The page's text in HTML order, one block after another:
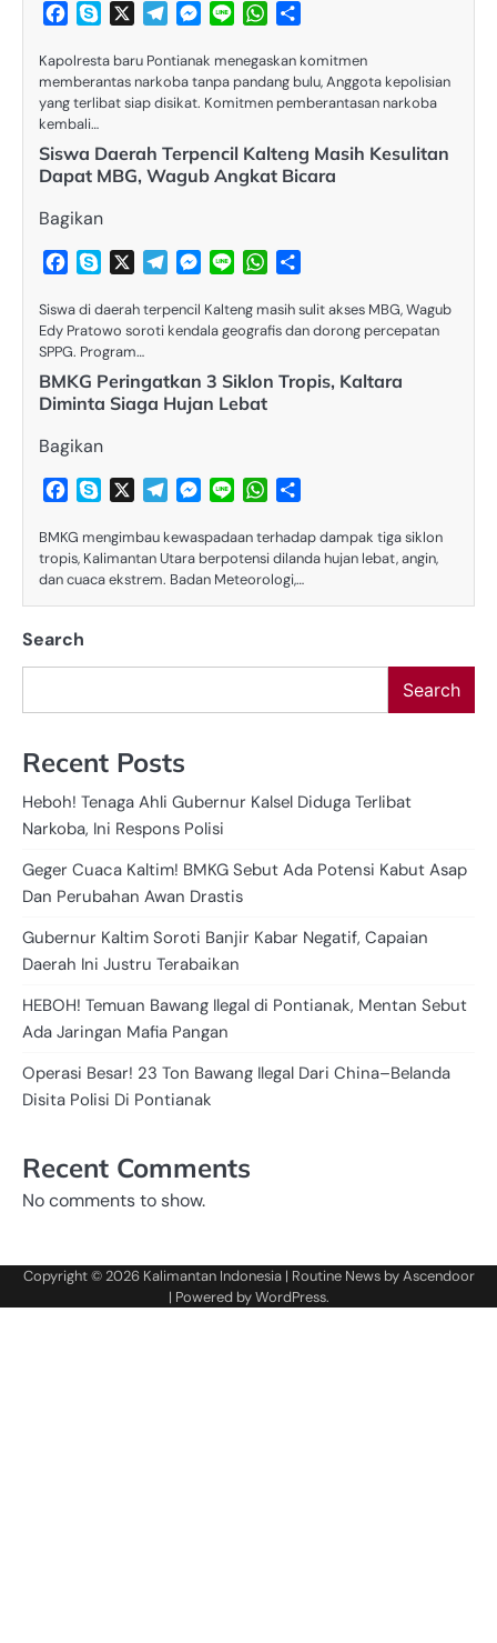
Facebook
Skype TelegramMessenger
Line WhatsApp
Kapolresta baru Pontianak menegaskan komitmen
memberantas narkoba tanpa pandang bulu, Anggota kepolisian
yang terlibat siap disikat. Komitmen pemberantasan narkoba
kembali…
Siswa Daerah Terpencil Kalteng Masih Kesulitan
Dapat MBG, Wagub Angkat Bicara
Bagikan
Facebook
Skype TelegramMessenger
Line WhatsApp
Siswa di daerah terpencil Kalteng masih sulit akses MBG, Wagub
Edy Pratowo soroti kendala geografis dan dorong percepatan
SPPG. Program…
BMKG Peringatkan 3 Siklon Tropis, Kaltara
Diminta Siaga Hujan Lebat
Bagikan
Facebook
Skype TelegramMessenger
Line WhatsApp
BMKG mengimbau kewaspadaan terhadap dampak tiga siklon
tropis, Kalimantan Utara berpotensi dilanda hujan lebat, angin,
dan cuaca ekstrem. Badan Meteorologi,…
Search
Search
Recent Posts
Heboh! Tenaga Ahli Gubernur Kalsel Diduga Terlibat
Narkoba, Ini Respons Polisi
Geger Cuaca Kaltim! BMKG Sebut Ada Potensi Kabut Asap
Dan Perubahan Awan Drastis
Gubernur Kaltim Soroti Banjir Kabar Negatif, Capaian
Daerah Ini Justru Terabaikan
HEBOH! Temuan Bawang Ilegal di Pontianak, Mentan Sebut
Ada Jaringan Mafia Pangan
Operasi Besar! 23 Ton Bawang Ilegal Dari China–Belanda
Disita Polisi Di Pontianak
Recent Comments
No comments to show.
Copyright © 2026 Kalimantan Indonesia| Routine News byAscendoor
| Powered byWordPress.